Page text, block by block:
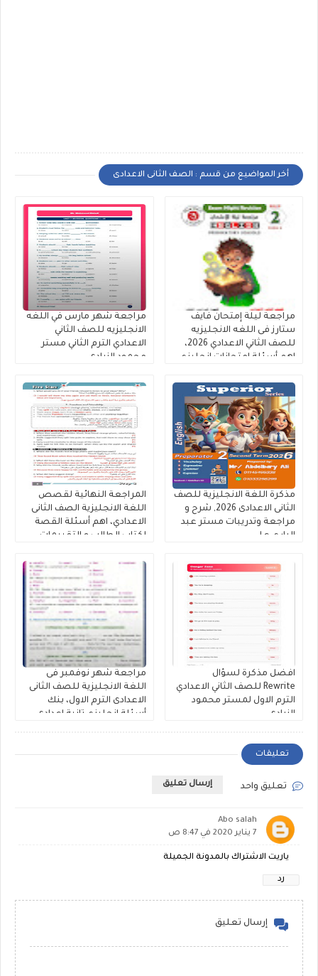
أخر المواضيع من قسم : الصف الثانى الاعدادى
مراجعة ليلة إمتحان فايف
ستارز فى اللغه الانجليزيه
للصف الثاني الاعدادي 2026،
اهم أسئلة إمتحانات إنجليزي
مراجعة شهر مارس في اللغه
الانجليزيه للصف الثاني
الاعدادي الترم الثاني مستر
محمود الزيادى
مذكرة اللغة الانجليزية للصف
الثانى الاعدادى 2026, شرح و
مراجعة وتدريبات مستر عبد
الباري علي
المراجعة النهائية لقصص
اللغة الانجليزية الصف الثانى
الاعدادي، اهم أسئلة القصة
لكتاب الطالب و التقييمات
كتاب فايف ستارز
افضل مذكرة لسؤال
Rewrite للصف الثاني الاعدادي
الترم الاول لمستر محمود
الزيادى
مراجعة شهر نوفمبر فى
اللغة الانجليزية للصف الثانى
الاعدادى الترم الاول، بنك
أسئلة إنجليزي تانية اعدادى
تعليقات
تعليق واحد إرسال تعليق
Abo salah
7 يناير 2020 في 8:47 ص
ياريت الاشتراك بالمدونة الجميلة
رد
إرسال تعليق